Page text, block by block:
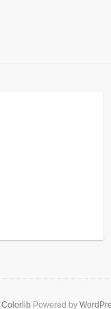
Colorlib Powered by